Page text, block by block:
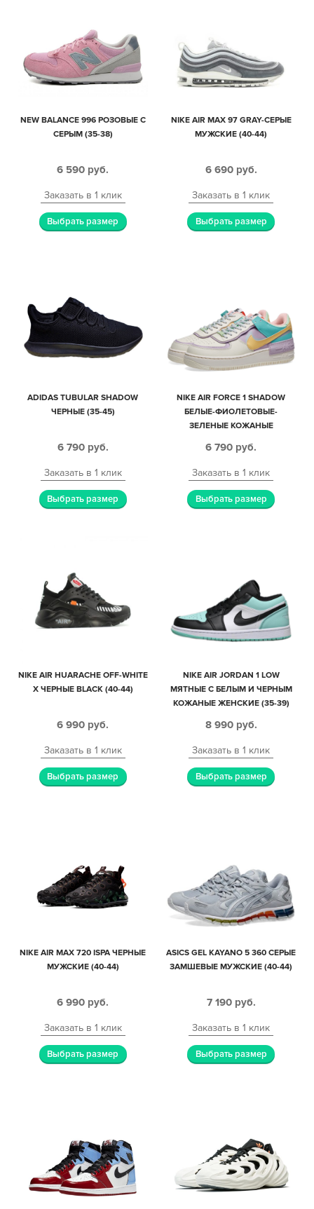
NEW BALANCE 996 РОЗОВЫЕ С
СЕРЫМ (35-38)
6 590 руб.
Заказать в 1 клик
Выбрать размер
NIKE AIR MAX 97 GRAY-СЕРЫЕ
МУЖСКИЕ (40-44)
6 690 руб.
Заказать в 1 клик
Выбрать размер
ADIDAS TUBULAR SHADOW
ЧЕРНЫЕ (35-45)
6 790 руб.
Заказать в 1 клик
Выбрать размер
NIKE AIR FORCE 1 SHADOW
БЕЛЫЕ-ФИОЛЕТОВЫЕ-
ЗЕЛЕНЫЕ КОЖАНЫЕ
6 790 руб.
Заказать в 1 клик
Выбрать размер
NIKE AIR HUARACHE OFF-WHITE
X ЧЕРНЫЕ BLACK (40-44)
6 990 руб.
Заказать в 1 клик
Выбрать размер
NIKE AIR JORDAN 1 LOW
МЯТНЫЕ С БЕЛЫМ И ЧЕРНЫМ
КОЖАНЫЕ ЖЕНСКИЕ (35-39)
8 990 руб.
Заказать в 1 клик
Выбрать размер
NIKE AIR MAX 720 ISPA ЧЕРНЫЕ
МУЖСКИЕ (40-44)
6 990 руб.
Заказать в 1 клик
Выбрать размер
ASICS GEL KAYANO 5 360 СЕРЫЕ
ЗАМШЕВЫЕ МУЖСКИЕ (40-44)
7 190 руб.
Заказать в 1 клик
Выбрать размер